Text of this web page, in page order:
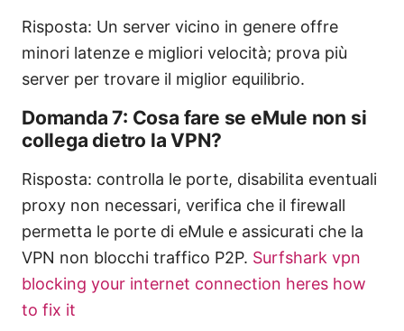
Risposta: Un server vicino in genere offre
minori latenze e migliori velocità; prova più
server per trovare il miglior equilibrio.
Domanda 7: Cosa fare se eMule non si
collega dietro la VPN?
Risposta: controlla le porte, disabilita eventuali
proxy non necessari, verifica che il firewall
permetta le porte di eMule e assicurati che la
VPN non blocchi traffico P2P. Surfshark vpn
blocking your internet connection heres how
to fix it